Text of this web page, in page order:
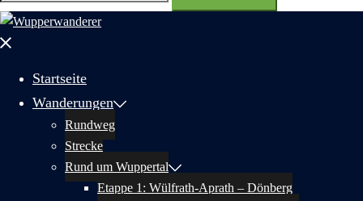
nach:
Menü
Startseite
Wanderungen
Rundweg
Strecke
Rund um Wuppertal
Etappe 1: Wülfrath-Aprath – Dönberg